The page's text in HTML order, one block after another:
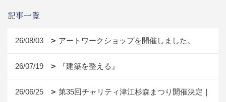
記事一覧
26/08/03 アートワークショップを開催しました。
26/07/19 『建築を整える』
26/06/25
第35回チャリティ津江杉森まつり開催決定｜